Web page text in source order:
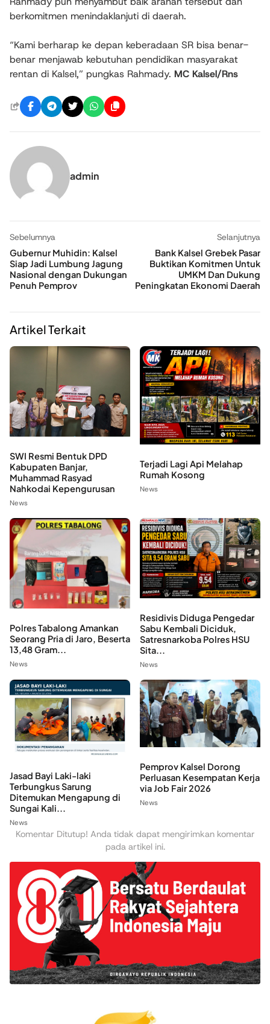
berkomitmen menindaklanjuti di daerah.
“Kami berharap ke depan keberadaan SR bisa benar-
benar menjawab kebutuhan pendidikan masyarakat
rentan di Kalsel,” pungkas Rahmady. MC Kalsel/Rns
admin
Sebelumnya
Gubernur Muhidin: Kalsel
Siap Jadi Lumbung Jagung
Nasional dengan Dukungan
Penuh Pemprov
Selanjutnya
Bank Kalsel Grebek Pasar
Buktikan Komitmen Untuk
UMKM Dan Dukung
Peningkatan Ekonomi Daerah
Artikel Terkait
SWI Resmi Bentuk DPD
Kabupaten Banjar,
Muhammad Rasyad
Nahkodai Kepengurusan
News
Terjadi Lagi Api Melahap
Rumah Kosong
News
Polres Tabalong Amankan
Seorang Pria di Jaro, Beserta
13,48 Gram...
News
Residivis Diduga Pengedar
Sabu Kembali Diciduk,
Satresnarkoba Polres HSU
Sita...
News
Jasad Bayi Laki-laki
Terbungkus Sarung
Ditemukan Mengapung di
Sungai Kali...
News
Pemprov Kalsel Dorong
Perluasan Kesempatan Kerja
via Job Fair 2026
News
Komentar Ditutup! Anda tidak dapat mengirimkan komentar
pada artikel ini.